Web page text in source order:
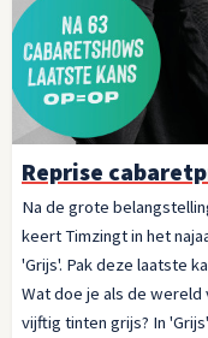
Reprise
Na de grote
keert Timzingt in het
'Grijs'. Pak deze laatste
Wat doe je als de
vijftig tinten grijs? In